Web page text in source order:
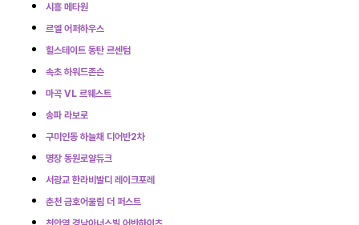
시흥 메타원
르엘 어퍼하우스
힐스테이트 동탄 르센텀
속초 하워드존슨
마곡 VL 르웨스트
송파 라보로
구미인동 하늘채 디어반2차
명장 동원로얄듀크
서광교 한라비발디 레이크포레
춘천 금호어울림 더 퍼스트